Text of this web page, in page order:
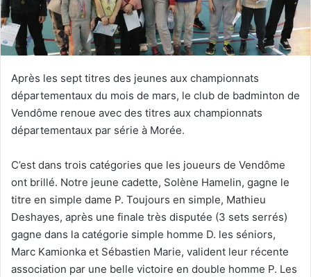
n
c
o
u
r
Après les sept titres des jeunes aux championnats
départementaux du mois de mars, le club de badminton de
Vendôme renoue avec des titres aux championnats
départementaux par série à Morée.
C’est dans trois catégories que les joueurs de Vendôme
ont brillé. Notre jeune cadette, Solène Hamelin, gagne le
titre en simple dame P. Toujours en simple, Mathieu
Deshayes, après une finale très disputée (3 sets serrés)
gagne dans la catégorie simple homme D. les séniors,
Marc Kamionka et Sébastien Marie, valident leur récente
association par une belle victoire en double homme P. Les